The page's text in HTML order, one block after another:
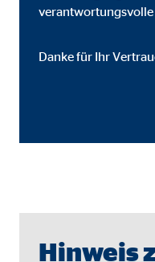
verantwortungsvolle
Danke für Ihr
Hinweis
Name:
Zweck: